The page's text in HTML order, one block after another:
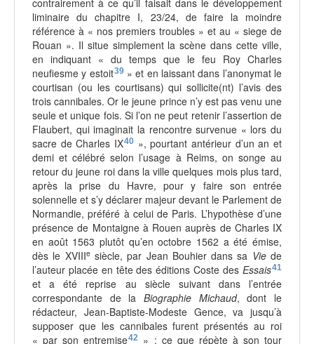
contrairement à ce qu’il faisait dans le développement
liminaire du chapitre I, 23/24, de faire la moindre
référence à « nos premiers troubles » et au « siege de
Rouan ». Il situe simplement la scène dans cette ville,
en indiquant « du temps que le feu Roy Charles
neufiesme y estoit39» et en laissant dans l’anonymat le
courtisan (ou les courtisans) qui sollicite(nt) l’avis des
trois cannibales. Or le jeune prince n’y est pas venu une
seule et unique fois. Si l’on ne peut retenir l’assertion de
Flaubert, qui imaginait la rencontre survenue « lors du
sacre de Charles IX40 », pourtant antérieur d’un an et
demi et célébré selon l’usage à Reims, on songe au
retour du jeune roi dans la ville quelques mois plus tard,
après la prise du Havre, pour y faire son entrée
solennelle et s’y déclarer majeur devant le Parlement de
Normandie, préféré à celui de Paris. L’hypothèse d’une
présence de Montaigne à Rouen auprès de Charles IX
en août 1563 plutôt qu’en octobre 1562 a été émise,
dès le XVIIIesiècle, par Jean Bouhier dans sa Viede
l’auteur placée en tête des éditions Coste des Essais41
et a été reprise au siècle suivant dans l’entrée
correspondante de la Biographie Michaud, dont le
rédacteur, Jean-Baptiste-Modeste Gence, va jusqu’à
supposer que les cannibales furent présentés au roi
« par son entremise42
» ; ce que répète à son tour